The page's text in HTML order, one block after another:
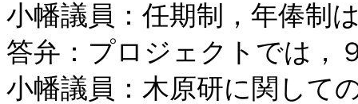
小幡議員：任期制，年俸制
答弁：プロジェクトでは，
小幡議員：木原研に関して